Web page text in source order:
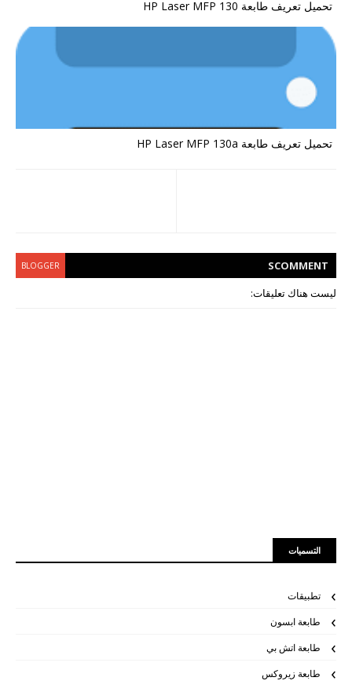
تحميل تعريف طابعة HP Laser MFP 130
تحميل تعريف طابعة HP Laser MFP 130a
COMMENT
S
BLOGGER
ليست هناك تعليقات:
التسميات
تطبيقات
طابعة ابسون
طابعة اتش بي
طابعة زيروكس